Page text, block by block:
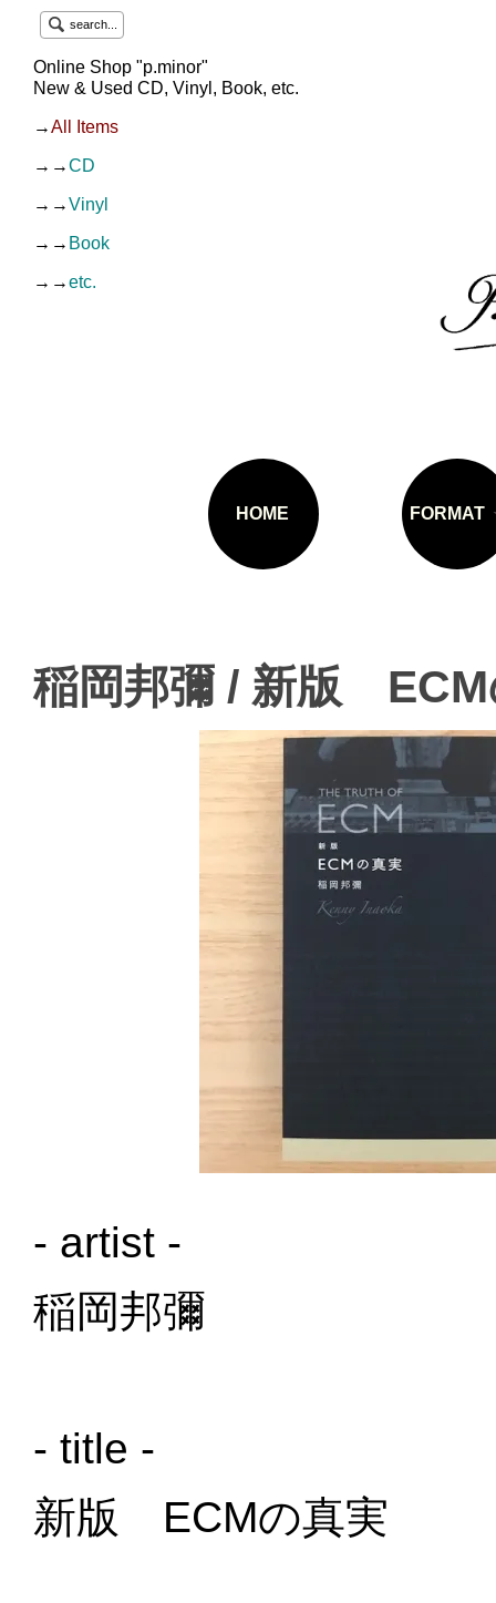
search...
Online Shop "p.minor"
New & Used CD, Vinyl, Book, etc.
→All Items
→→CD
→→Vinyl
→→ Book
→→etc.
HOME FORMAT
稲岡邦彌 / 新版
- artist -
稲岡邦彌
- title -
新版 ECMの真実